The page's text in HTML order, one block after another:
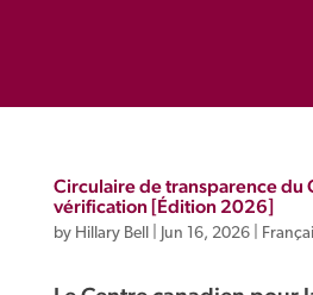
Circulaire de transparence du
vérification [Édition 2026]
by Hillary Bell| Jun 16, 2026|